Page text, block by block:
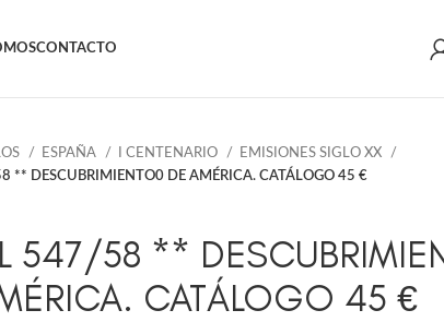
CONTACTO
ESPAÑA I CENTENARIO
EMISIONES SIGLO XX
** DESCUBRIMIENTO0 DE AMÉRICA. CATÁLOGO 45 €
547/58 **
CATÁLOGO 45 €